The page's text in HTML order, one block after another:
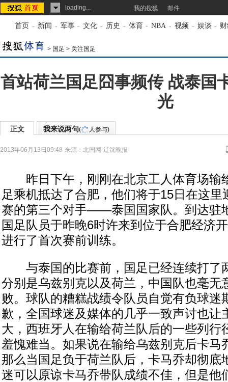
loading... 我的搜狐 邮件
首页 - 新闻 - 军事 - 文化 - 历史 - 体育 - NBA - 视频 - 娱谈 -
> 国足 > 关注国足
首站荷兰国足囧事频传 战泰国
光
正文 我来说两句( 人参与)
2013年06月13日09:48 来源： 北国网-辽沈晚报
昨日下午，刚刚在北京工人体育场输
足乘机抵达了合肥，他们将于15日在这里
赛的第三个对手——泰国国家队。到达驻
国足队员于昨晚6时许来到位于合肥经济
进行了首次赛前训练。
与泰国的比赛前，国足已经连续打了
分别是乌兹别克以及荷兰，中国队也毫无
败。球队的糟糕战绩令队员自觉有负球迷
歉，全国球迷及媒体的几乎一致声讨也让
大，西班牙人在输给荷兰队后的一些列行
羞愧难当。如果说在输给乌兹别克后卡马
那么当国足负于荷兰队后，卡马乔却彻底
迷可以原谅卡马乔带队成绩不佳，但是他